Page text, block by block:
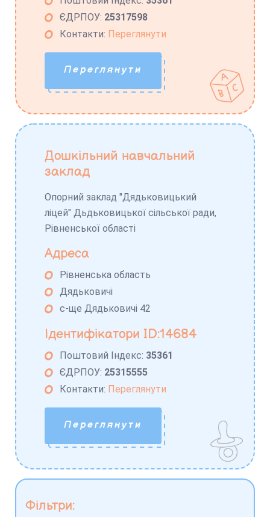
Фільтри:
ЄДРПОУ: 25317598
Контакти: Переглянути
Переглянути
Дошкільний навчальний
заклад
Опорний заклад "Дядьковицький
ліцей" Дьдьковицької сільської ради,
Рівненської області
Адреса
Рівненська область
Дядьковичі
с-ще Дядьковичі 42
Ідентифікатори ID:14684
Поштовий Індекс: 35361
ЄДРПОУ: 25315555
Контакти: Переглянути
Переглянути